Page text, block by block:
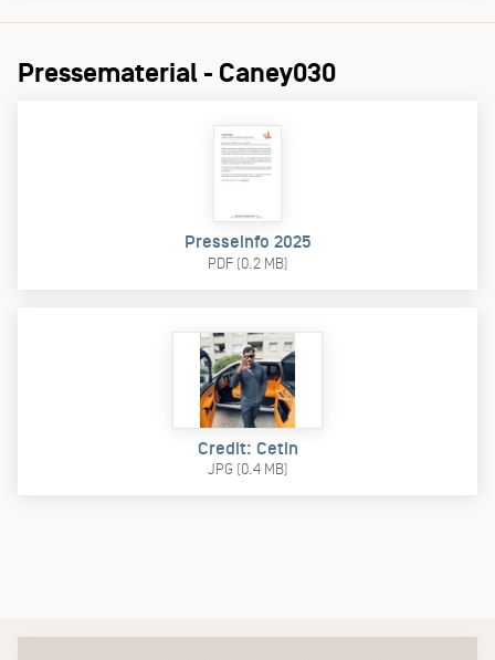
Pressematerial - Caney030
Presseinfo 2025
PDF (0.2 MB)
Credit: Cetin
JPG (0.4 MB)